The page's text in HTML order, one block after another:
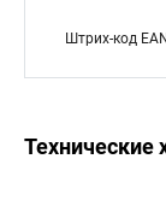
Штрих-код EAN
Технические